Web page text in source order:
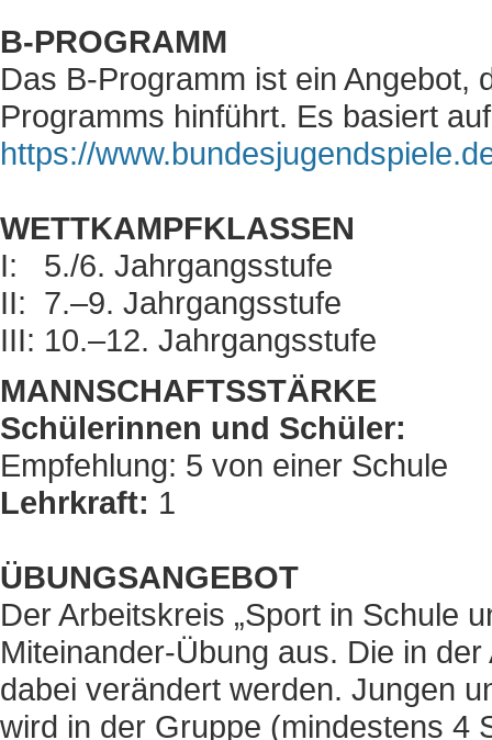
B-PROGRAMM
Das B-Programm ist ein Angebot,
Programms hinführt. Es basiert
https://
WETTKAMPFKLASSEN
I: 5./6. Jahrgangsstufe
II: 7.–9. Jahrgangsstufe
III: 10.–12. Jahrgangsstufe
MANNSCHAFTSSTÄRKE
Schülerinnen und Schüler:
Empfehlung: 5 von einer Schule
Lehrkraft: 1
ÜBUNGSANGEBOT
Der Arbeitskreis „Sport in Schule
Miteinander-Übung aus. Die in
dabei verändert werden. Jungen
wird in der Gruppe (mindestens 4